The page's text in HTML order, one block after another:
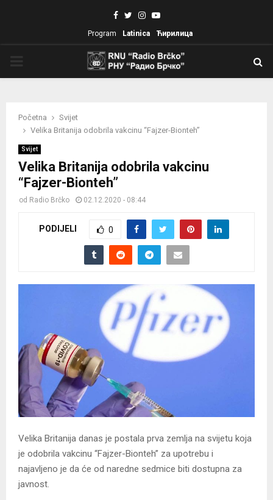
Facebook
TwitterInstagram
Youtube
Program Latinica Ћирилица
Početna
Svijet
Velika Britanija odobrila vakcinu “Fajzer-Bionteh”
Svijet
Velika Britanija odobrila vakcinu
“Fajzer-Bionteh”
od Radio Brčko 02.12.2020 - 08:44
PODIJELI 0
Velika Britanija danas je postala prva zemlja na svijetu koja
je odobrila vakcinu “Fajzer-Bionteh” za upotrebu i
najavljeno je da će od naredne sedmice biti dostupna za
javnost.